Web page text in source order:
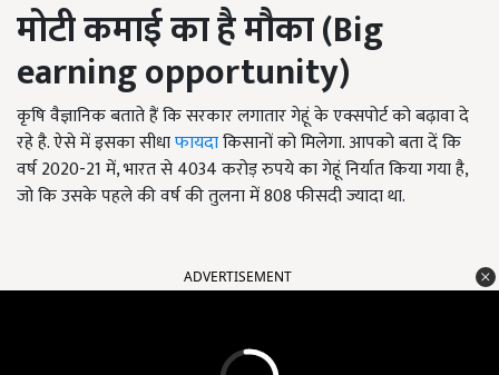
मोटी कमाई का है मौका(Big
earning opportunity)
कृषि वैज्ञानिक बताते हैं कि सरकार लगातार गेहूं के एक्सपोर्ट को बढ़ावा दे
रहे है. ऐसे में इसका सीधाफायदाकिसानों को मिलेगा. आपको बता दें कि
वर्ष 2020-21 में, भारत से 4034 करोड़ रुपये का गेहूं निर्यात किया गया है,
जो कि उसके पहले की वर्ष की तुलना में 808 फीसदी ज्यादा था.
ADVERTISEMENT